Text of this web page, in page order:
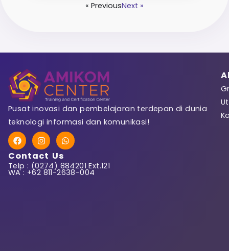
« PreviousNext »
Pusat inovasi dan pembelajaran terdepan di dunia
teknologi informasi dan komunikasi!
F
a
c
e
b
o
I
n
s
t
a
g
W
h
a
s
a
Contact Us
Telp : (0274) 884201 Ext.121
WA : +62 811-2638-004